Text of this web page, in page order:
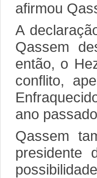
afirmou
A
Qassem
então, o
conflito,
ano
Qassem
presidente